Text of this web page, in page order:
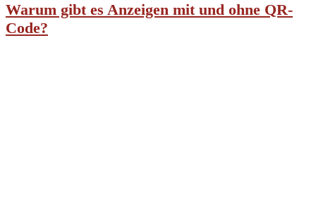
Warum gibt es Anzeigen mit und ohne QR-
Code?